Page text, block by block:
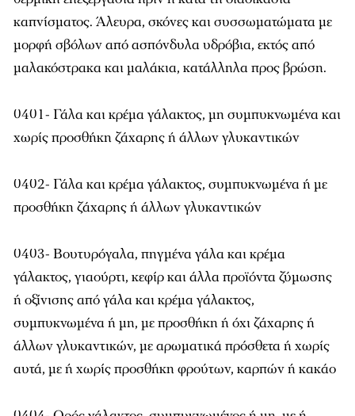
καπνίσματος. Άλευρα, σκόνες και συσσωματώματα με
μορφή σβόλων από ασπόνδυλα υδρόβια, εκτός από
μαλακόστρακα και μαλάκια, κατάλληλα προς βρώση.
0401- Γάλα και κρέμα γάλακτος, μη συμπυκνωμένα και
χωρίς προσθήκη ζάχαρης ή άλλων γλυκαντικών
0402- Γάλα και κρέμα γάλακτος, συμπυκνωμένα ή με
προσθήκη ζάχαρης ή άλλων γλυκαντικών
0403- Βουτυρόγαλα, πηγμένα γάλα και κρέμα
γάλακτος, γιαούρτι, κεφίρ και άλλα προϊόντα ζύμωσης
ή οξίνισης από γάλα και κρέμα γάλακτος,
συμπυκνωμένα ή μη, με προσθήκη ή όχι ζάχαρης ή
άλλων γλυκαντικών, με αρωματικά πρόσθετα ή χωρίς
αυτά, με ή χωρίς προσθήκη φρούτων, καρπών ή κακάο